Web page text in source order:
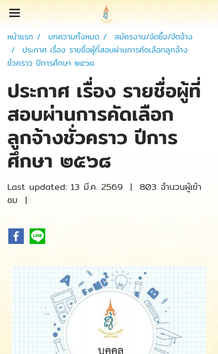
หน้าแรก บทความทั้งหมด
สมัครงาน/จัดซื้อ/จัดจ้าง
ประกาศ เรื่อง รายชื่อผู้ที่สอบผ่านการคัดเลือกลูกจ้าง
ชั่วคราว ปีการศึกษา ๒๕๖๘
ประกาศ เรื่อง รายชื่อผู้ที่
สอบผ่านการคัดเลือก
ลูกจ้างชั่วคราว ปีการ
ศึกษา ๒๕๖๘
Last updated: 13 มี.ค. 2569 | 803 จำนวนผู้เข้า
ชม |